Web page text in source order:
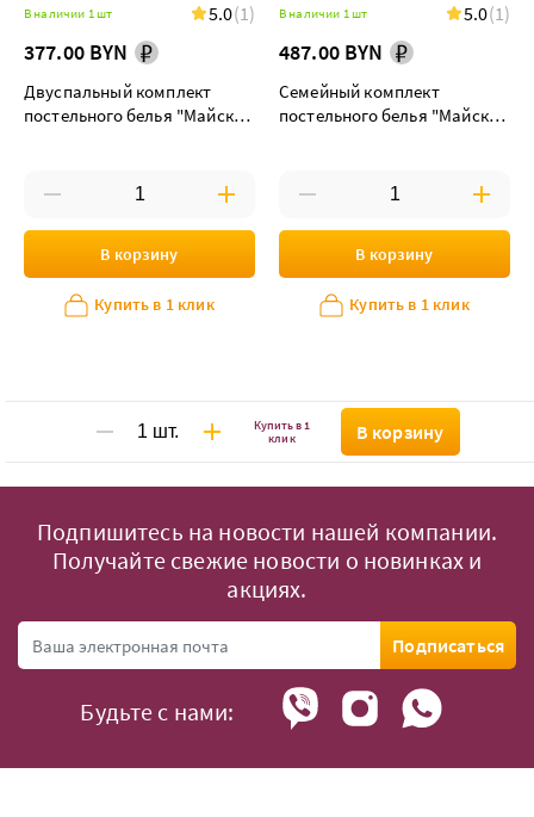
В наличии 1 шт 5.0(1)
377.00 BYN
Двуспальный комплект
постельного белья "Майская
В корзину
Купить в 1 клик
В наличии 1 шт 5.0(1)
487.00 BYN
Семейный комплект
постельного белья "Майская
В корзину
Купить в 1 клик
Купить в 1
клик
В корзину
Подпишитесь на новости нашей компании.
Получайте свежие новости о новинках и
акциях.
Подписаться
Будьте с нами: